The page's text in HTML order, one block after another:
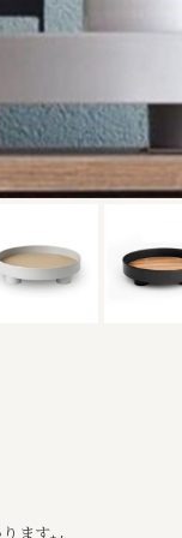
ます₊⁎